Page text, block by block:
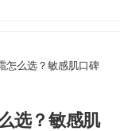
怎么选？敏感肌口碑
选？敏感肌